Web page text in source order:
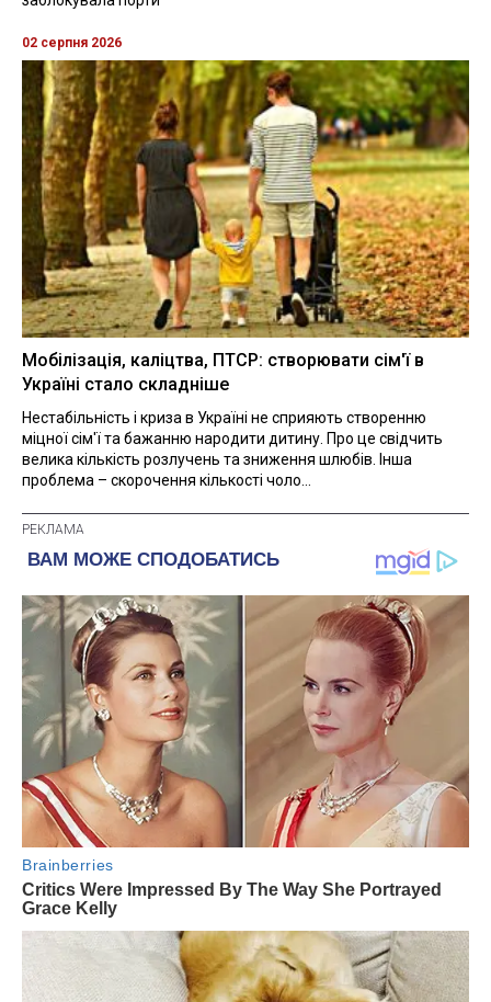
02 серпня 2026
Мобілізація, каліцтва, ПТСР: створювати сім'ї в
Україні стало складніше
Нестабільність і криза в Україні не сприяють створенню
міцної сім'ї та бажанню народити дитину. Про це свідчить
велика кількість розлучень та зниження шлюбів. Інша
проблема – скорочення кількості чоло...